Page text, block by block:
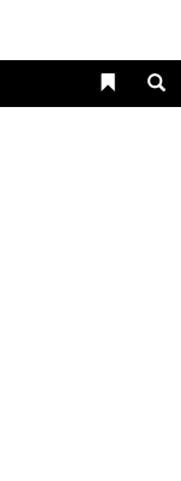
Liens